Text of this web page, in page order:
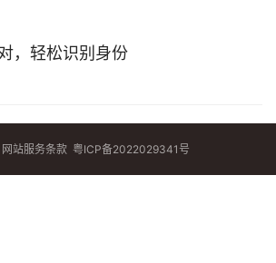
，轻松识别身份
网站服务条款 粤ICP备2022029341号